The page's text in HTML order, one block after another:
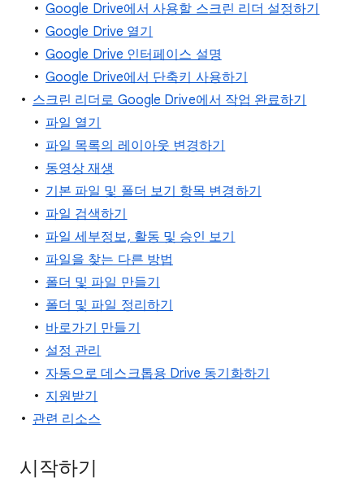
Google Drive에서 사용할 스크린 리더 설정하기
Google Drive 열기
Google Drive 인터페이스 설명
Google Drive에서 단축키 사용하기
스크린 리더로 Google Drive에서 작업 완료하기
파일 열기
파일 목록의 레이아웃 변경하기
동영상 재생
기본 파일 및 폴더 보기 항목 변경하기
파일 검색하기
파일 세부정보, 활동 및 승인 보기
파일을 찾는 다른 방법
폴더 및 파일 만들기
폴더 및 파일 정리하기
바로가기 만들기
설정 관리
자동으로 데스크톱용 Drive 동기화하기
지원받기
관련 리소스
시작하기